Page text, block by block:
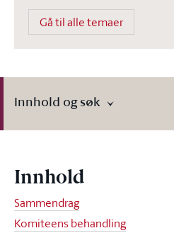
Gå til alle temaer
Innhold og søk
Innhold
Sammendrag
Komiteens behandling